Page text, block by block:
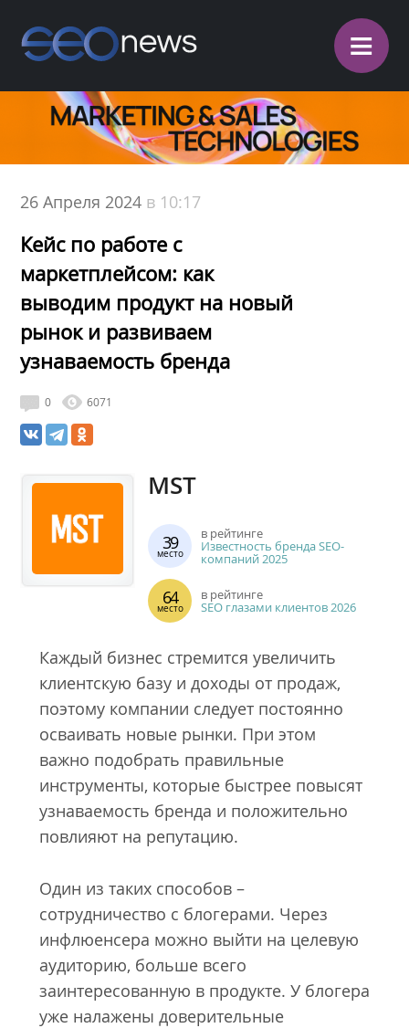
≡
26 Апреля 2024 в 10:17
Кейс по работе с
маркетплейсом: как
выводим продукт на новый
рынок и развиваем
узнаваемость бренда
0 6071
MST
39
место
в рейтинге
Известность бренда SEO-
компаний 2025
64
место
в рейтинге
SEO глазами клиентов 2026
Каждый бизнес стремится увеличить
клиентскую базу и доходы от продаж,
поэтому компании следует постоянно
осваивать новые рынки. При этом
важно подобрать правильные
инструменты, которые быстрее повысят
узнаваемость бренда и положительно
повлияют на репутацию.
Один из таких способов –
сотрудничество с блогерами. Через
инфлюенсера можно выйти на целевую
аудиторию, больше всего
заинтересованную в продукте. У блогера
уже налажены доверительные